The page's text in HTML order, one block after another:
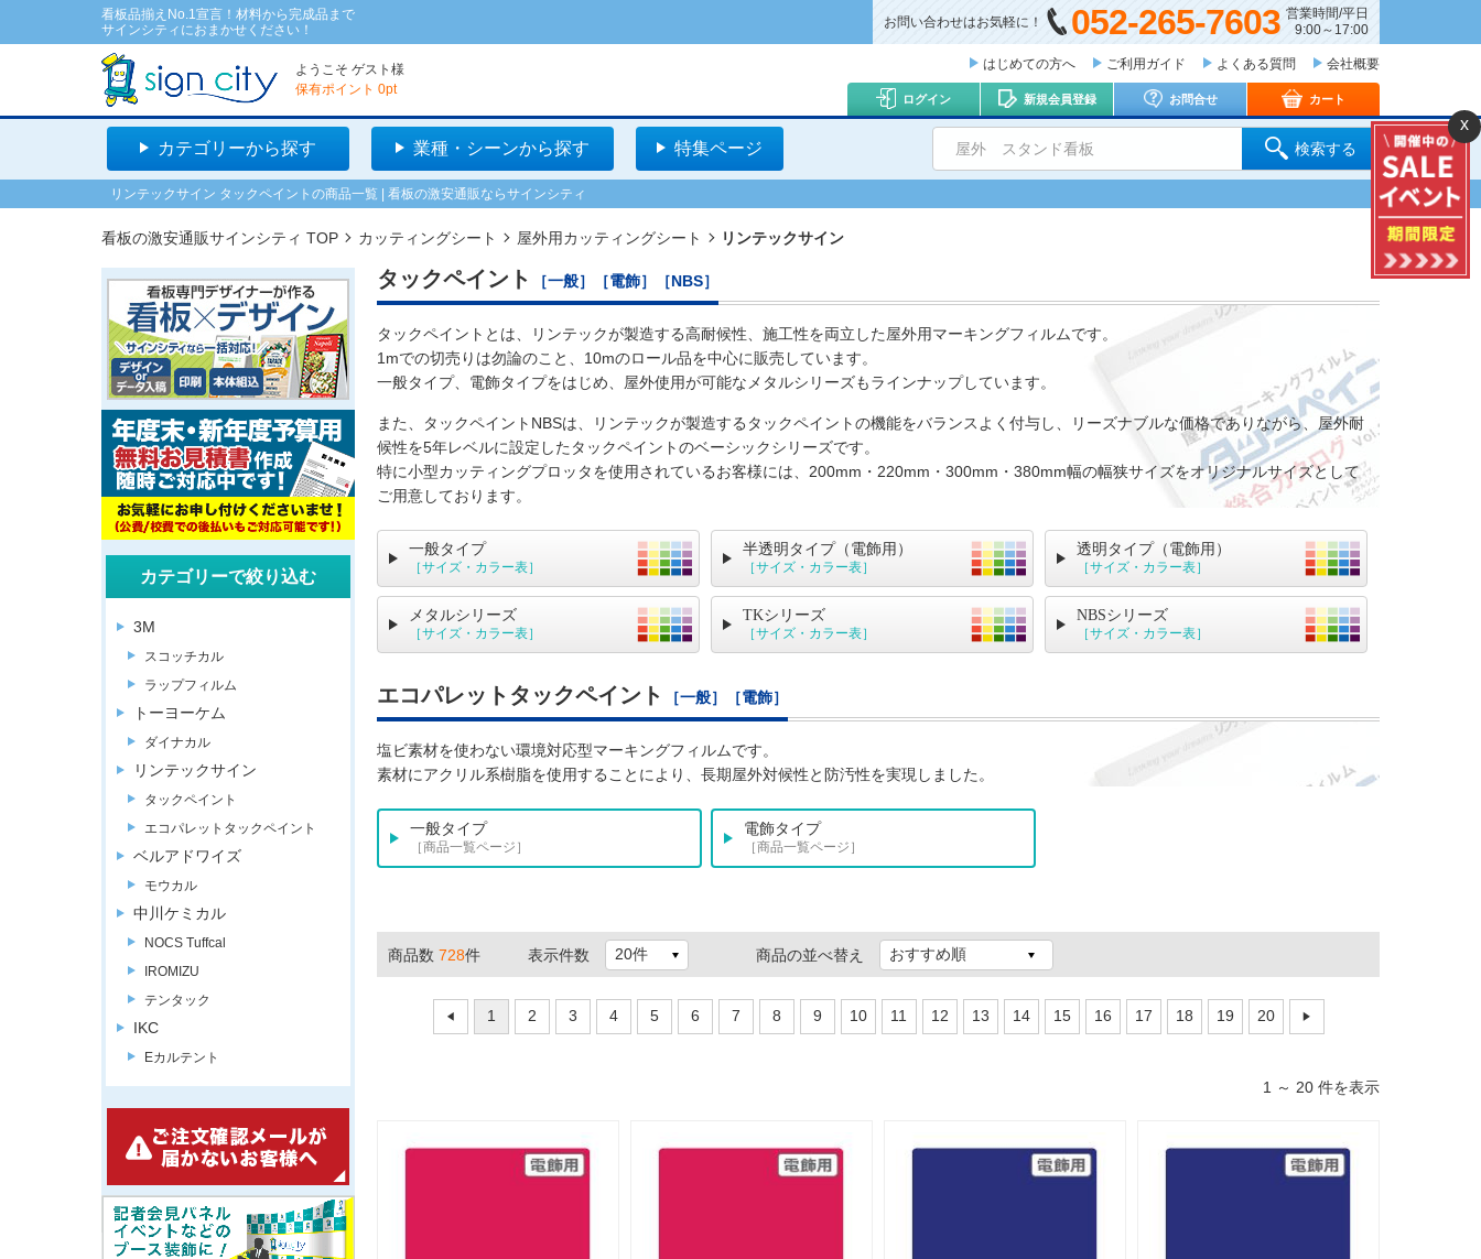
看板品揃えNo.1宣言！材料から完成品まで
サインシティにおまかせください！
お問い合わせはお気軽に！ 052-265-7603 営業時間/平日
9:00～17:00
ようこそ ゲスト 様
保有ポイント 0pt
はじめての方へ ご利用ガイド よくある質問 会社概要
ログイン 新規会員登録 お問合せ カート
カテゴリーから探す 業種・シーンから探す 特集ページ 屋外 スタンド看板 検索する
リンテックサイン タックペイントの商品一覧 | 看板の激安通販ならサインシティ
看板の激安通販サインシティ TOP カッティングシート 屋外用カッティングシート リンテックサイン
タックペイント ［一般］［電飾］［NBS］
タックペイントとは、リンテックが製造する高耐候性、施工性を両立した屋外用マーキングフィルムです。
1mでの切売りは勿論のこと、10mのロール品を中心に販売しています。
一般タイプ、電飾タイプをはじめ、屋外使用が可能なメタルシリーズもラインナップしています。
また、タックペイントNBSは、リンテックが製造するタックペイントの機能をバランスよく付与し、リーズナブルな価格でありながら、屋外耐
候性を5年レベルに設定したタックペイントのベーシックシリーズです。
特に小型カッティングプロッタを使用されているお客様には、200mm・220mm・300mm・380mm幅の幅狭サイズをオリジナルサイズとして
ご用意しております。
一般タイプ
［サイズ・カラー表］
半透明タイプ（電飾用）
［サイズ・カラー表］
透明タイプ（電飾用）
［サイズ・カラー表］
メタルシリーズ
［サイズ・カラー表］
TKシリーズ
［サイズ・カラー表］
NBSシリーズ
［サイズ・カラー表］
エコパレットタックペイント ［一般］［電飾］
塩ビ素材を使わない環境対応型マーキングフィルムです。
素材にアクリル系樹脂を使用することにより、長期屋外対候性と防汚性を実現しました。
一般タイプ
［商品一覧ページ］
電飾タイプ
［商品一覧ページ］
商品数 728件 表示件数 商品の並べ替え
1 2 3 4 5 6 7 8 9 10 11 12 13 14 15 16 17 18 19 20
1 ～ 20 件を表示
カテゴリーで絞り込む
3M
スコッチカル
ラップフィルム
トーヨーケム
ダイナカル
リンテックサイン
タックペイント
エコパレットタックペイント
ベルアドワイズ
モウカル
中川ケミカル
NOCS Tuffcal
IROMIZU
テンタック
IKC
Eカルテント
x